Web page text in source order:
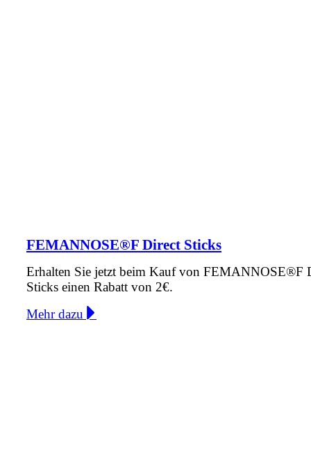
FEMANNOSE®F Direct Sticks
Erhalten Sie jetzt beim Kauf von FEMANNOSE®F
Sticks einen Rabatt von 2€.
Mehr dazu